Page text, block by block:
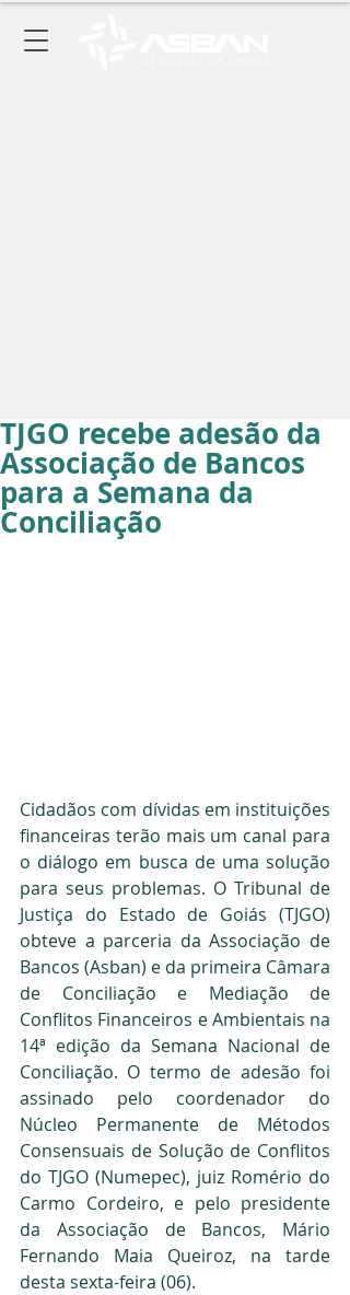
TJGO recebe adesão da
Associação de Bancos
para a Semana da
Conciliação
Cidadãos com dívidas em instituições
financeiras terão mais um canal para
o diálogo em busca de uma solução
para seus problemas. O Tribunal de
Justiça do Estado de Goiás (TJGO)
obteve a parceria da Associação de
Bancos (Asban) e da primeira Câmara
de Conciliação e Mediação de
Conflitos Financeiros e Ambientais na
14ª edição da Semana Nacional de
Conciliação. O termo de adesão foi
assinado pelo coordenador do
Núcleo Permanente de Métodos
Consensuais de Solução de Conflitos
do TJGO (Numepec), juiz Romério do
Carmo Cordeiro, e pelo presidente
da Associação de Bancos, Mário
Fernando Maia Queiroz, na tarde
desta sexta-feira (06).